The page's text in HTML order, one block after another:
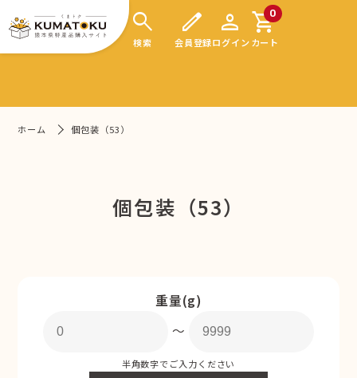
search
検索
edit
会員登録
person
ログイン
0
shopping_cart
カート
ホーム 個包装（53）
個包装（53）
重量(g)
〜
半角数字でご入力ください